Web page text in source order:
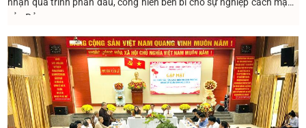
của Đảng.